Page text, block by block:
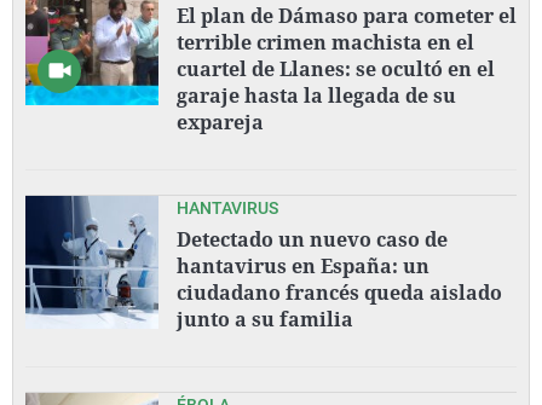
El plan de Dámaso para cometer el
terrible crimen machista en el
cuartel de Llanes: se ocultó en el
garaje hasta la llegada de su
expareja
HANTAVIRUS
Detectado un nuevo caso de
hantavirus en España: un
ciudadano francés queda aislado
junto a su familia